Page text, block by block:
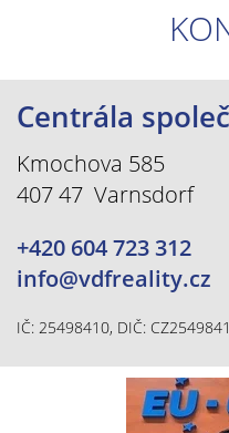
Centrála
Kmochova 585
407 47 Varnsdorf
+420 604 723 312
info@vdfreality.cz
IČ: 25498410, DIČ: